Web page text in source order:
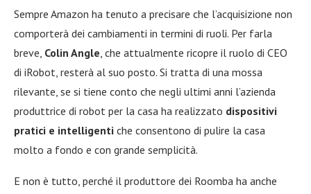
Sempre Amazon ha tenuto a precisare che l’acquisizione non
comporterà dei cambiamenti in termini di ruoli. Per farla
breve, Colin Angle, che attualmente ricopre il ruolo di CEO
di iRobot, resterà al suo posto. Si tratta di una mossa
rilevante, se si tiene conto che negli ultimi anni l’azienda
produttrice di robot per la casa ha realizzato dispositivi
pratici e intelligenti che consentono di pulire la casa
molto a fondo e con grande semplicità.
E non è tutto, perché il produttore dei Roomba ha anche